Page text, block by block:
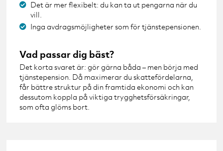
Det är mer flexibelt: du kan ta ut pengarna när du
vill.
Inga avdragsmöjligheter som för tjänstepensionen.
Vad passar dig bäst?
Det korta svaret är: gör gärna båda – men börja med
tjänstepension. Då maximerar du skattefördelarna,
får bättre struktur på din framtida ekonomi och kan
dessutom koppla på viktiga trygghetsförsäkringar,
som ofta glöms bort.